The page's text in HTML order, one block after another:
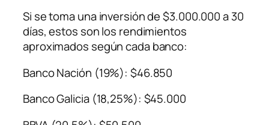
Si se toma una inversión de $3.000.000 a 30
días, estos son los rendimientos
aproximados según cada banco:
Banco Nación (19%): $46.850
Banco Galicia (18,25%): $45.000